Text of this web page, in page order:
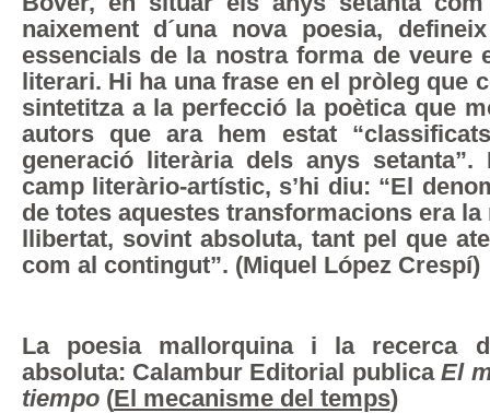
naixement d´una nova poesia,
essencials de la nostra forma de veure
literari. Hi ha una frase en el pròleg que
sintetitza a la perfecció la poètica que
autors que ara hem estat
generació literària dels anys setanta”.
camp literàrio-artístic, s’hi diu: “El
de totes aquestes transformacions era la
llibertat, sovint absoluta, tant pel que
com al contingut”. (Miquel López Crespí)
La poesia mallorquina i la recerca
absoluta: Calambur Editorial publicaEl
tiempo(El mecanisme del temps)